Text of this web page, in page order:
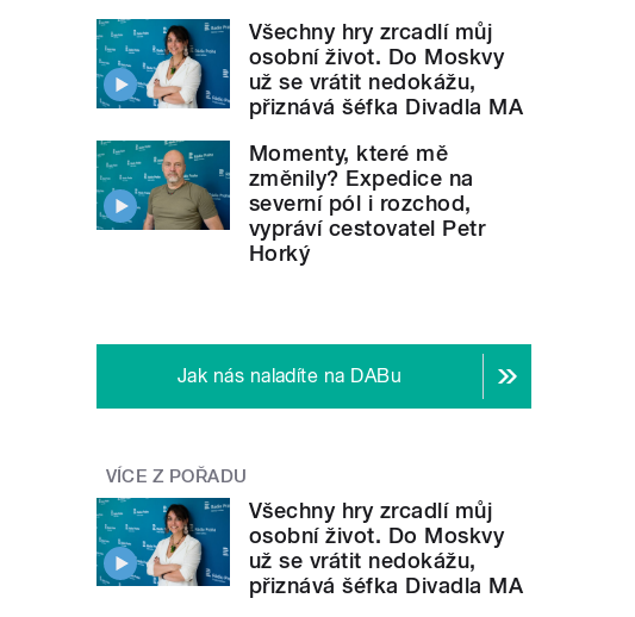
Všechny hry zrcadlí můj
osobní život. Do Moskvy
už se vrátit nedokážu,
přiznává šéfka Divadla MA
Momenty, které mě
změnily? Expedice na
severní pól i rozchod,
vypráví cestovatel Petr
Horký
Jak nás naladíte na DABu
VÍCE Z POŘADU
Všechny hry zrcadlí můj
osobní život. Do Moskvy
už se vrátit nedokážu,
přiznává šéfka Divadla MA